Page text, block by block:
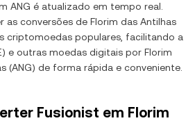
ANG é atualizado em tempo real.
as conversões de Florim das Antilhas
criptomoedas populares, facilitando a
) e outras moedas digitais por Florim
(ANG) de forma rápida e conveniente.
Fusionist em Florim